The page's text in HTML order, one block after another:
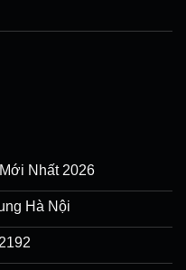
Nhất 2026
Hà Nội